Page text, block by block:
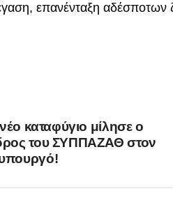
επανένταξη
νέο καταφύγιο μίλησε ο
του ΣΥΠΠΑΖΑΘ στον